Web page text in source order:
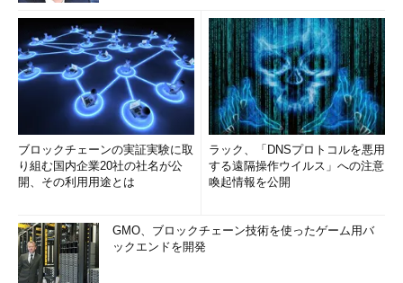
ブロックチェーンの実証実験に取
り組む国内企業20社の社名が公
開、その利用用途とは
ラック、「DNSプロトコルを悪用
する遠隔操作ウイルス」への注意
喚起情報を公開
GMO、ブロックチェーン技術を使ったゲーム用バ
ックエンドを開発